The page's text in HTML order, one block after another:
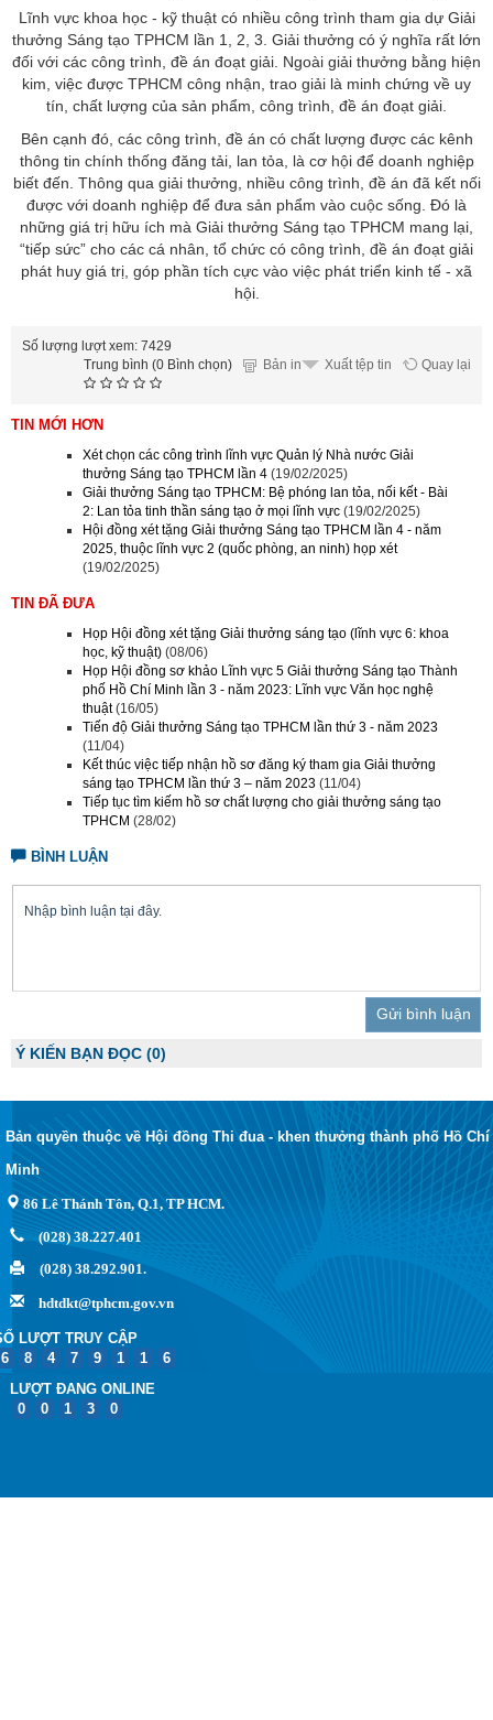
Lĩnh vực khoa học - kỹ thuật có nhiều công trình tham gia dự Giải
thưởng Sáng tạo TPHCM lần 1, 2, 3. Giải thưởng có ý nghĩa rất lớn
đối với các công trình, đề án đoạt giải. Ngoài giải thưởng bằng hiện
kim, việc được TPHCM công nhận, trao giải là minh chứng về uy
tín, chất lượng của sản phẩm, công trình, đề án đoạt giải.
Bên cạnh đó, các công trình, đề án có chất lượng được các kênh
thông tin chính thống đăng tải, lan tỏa, là cơ hội để doanh nghiệp
biết đến. Thông qua giải thưởng, nhiều công trình, đề án đã kết nối
được với doanh nghiệp để đưa sản phẩm vào cuộc sống. Đó là
những giá trị hữu ích mà Giải thưởng Sáng tạo TPHCM mang lại,
“tiếp sức” cho các cá nhân, tổ chức có công trình, đề án đoạt giải
phát huy giá trị, góp phần tích cực vào việc phát triển kinh tế - xã
hội.
Số lượng lượt xem: 7429
Quay lại
Xuất tệp tin
Bản in
Trung bình (0 Bình chọn)
TIN MỚI HƠN
Xét chọn các công trình lĩnh vực Quản lý Nhà nước Giải
thưởng Sáng tạo TPHCM lần 4 (19/02/2025)
Giải thưởng Sáng tạo TPHCM: Bệ phóng lan tỏa, nối kết - Bài
2: Lan tỏa tinh thần sáng tạo ở mọi lĩnh vực (19/02/2025)
Hội đồng xét tặng Giải thưởng Sáng tạo TPHCM lần 4 - năm
2025, thuộc lĩnh vực 2 (quốc phòng, an ninh) họp xét
(19/02/2025)
TIN ĐÃ ĐƯA
Họp Hội đồng xét tặng Giải thưởng sáng tạo (lĩnh vực 6: khoa
học, kỹ thuật) (08/06)
Họp Hội đồng sơ khảo Lĩnh vực 5 Giải thưởng Sáng tạo Thành
phố Hồ Chí Minh lần 3 - năm 2023: Lĩnh vực Văn học nghệ
thuật(16/05)
Tiến độ Giải thưởng Sáng tạo TPHCM lần thứ 3 - năm 2023
(11/04)
Kết thúc việc tiếp nhận hồ sơ đăng ký tham gia Giải thưởng
sáng tạo TPHCM lần thứ 3 – năm 2023 (11/04)
Tiếp tục tìm kiếm hồ sơ chất lượng cho giải thưởng sáng tạo
TPHCM (28/02)
BÌNH LUẬN
Trả lời
Ý KIẾN BẠN ĐỌC(0)
Bản quyền thuộc về Hội đồng Thi đua - khen thưởng thành phố Hồ Chí
Minh
86 Lê Thánh Tôn, Q.1, TP HCM.
(028) 38.227.401
(028) 38.292.901.
hdtdkt@tphcm.gov.vn
LƯỢT TRUY CẬP
6
8 4 7 9 1 1
6
LƯỢT ĐANG ONLINE
0
0 1 3 0